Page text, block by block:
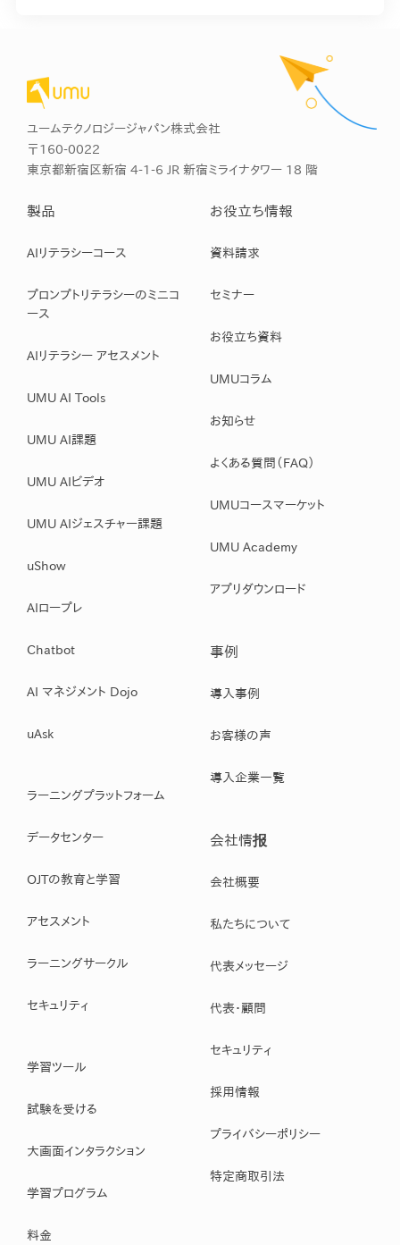
ユームテクノロジージャパン株式会社
〒160-0022
東京都新宿区新宿 4-1-6 JR 新宿ミライナタワー 18 階
製品
AIリテラシーコース
プロンプトリテラシーのミニコ
ース
AIリテラシー アセスメント
UMU AI Tools
UMU AI課題
UMU AIビデオ
UMU AIジェスチャー課題
uShow
AIロープレ
Chatbot
AI マネジメント Dojo
uAsk
ラーニングプラットフォーム
データセンター
OJTの教育と学習
アセスメント
ラーニングサークル
セキュリティ
学習ツール
試験を受ける
大画面インタラクション
学習プログラム
料金
お役立ち情報
資料請求
セミナー
お役立ち資料
UMUコラム
お知らせ
よくある質問（FAQ）
UMUコースマーケット
UMU Academy
アプリダウンロード
事例
導入事例
お客様の声
導入企業一覧
会社情报
会社概要
私たちについて
代表メッセージ
代表・顧問
セキュリティ
採用情報
プライバシーポリシー
特定商取引法